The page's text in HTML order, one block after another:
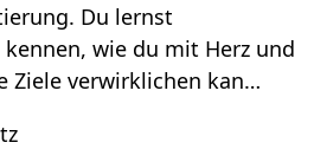
Du lernst
wie du mit Herz und
Ziele verwirklichen kan…